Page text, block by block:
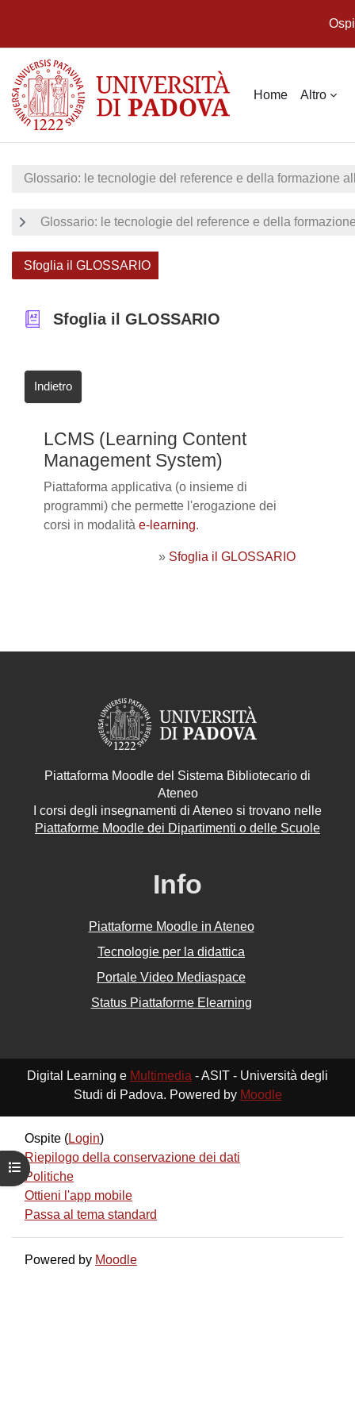
Home Altro
Apri indice del corso
Glossario: le tecnologie del reference e della formazione
Glossario: le tecnologie del reference e della
Sfoglia il GLOSSARIO
Sfoglia il GLOSSARIO
Indietro
LCMS (Learning Content
Management System)
Piattaforma applicativa (o insieme di
programmi) che permette l'erogazione dei
corsi in modalità e-learning.
» Sfoglia il GLOSSARIO
Piattaforma Moodle del Sistema Bibliotecario di
Ateneo
I corsi degli insegnamenti di Ateneo si trovano nelle
Piattaforme Moodle dei Dipartimenti o delle Scuole
Info
Piattaforme Moodle in Ateneo
Tecnologie per la didattica
Portale Video Mediaspace
Status Piattaforme Elearning
Digital Learning e Multimedia - ASIT - Università degli
Studi di Padova. Powered by Moodle
Ospite (Login)
Riepilogo della conservazione dei dati
Politiche
Ottieni l'app mobile
Passa al tema standard
Powered by Moodle